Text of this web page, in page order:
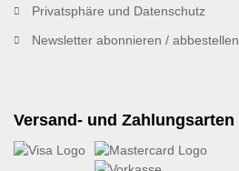
Privatsphäre und Datenschutz
Newsletter abonnieren / abbestellen
Versand- und Zahlungsarten